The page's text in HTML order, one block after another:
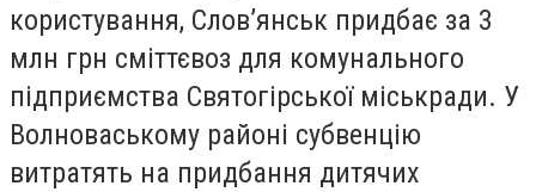
користування, Слов’янськ придбає за 3
млн грн сміттєвоз для комунального
підприємства Святогірської міськради. У
Волноваському районі субвенцію
витратять на придбання дитячих